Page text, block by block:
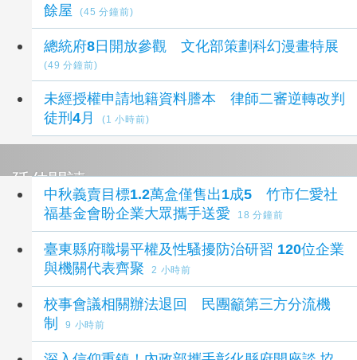
餘屋
(45 分鐘前)
總統府8日開放參觀 文化部策劃科幻漫畫特展
(49 分鐘前)
未經授權申請地籍資料謄本 律師二審逆轉改判
徒刑4月
(1 小時前)
延伸閱讀
中秋義賣目標1.2萬盒僅售出1成5 竹市仁愛社
福基金會盼企業大眾攜手送愛
18 分鐘前
臺東縣府職場平權及性騷擾防治研習 120位企業
與機關代表齊聚
2 小時前
校事會議相關辦法退回 民團籲第三方分流機
制
9 小時前